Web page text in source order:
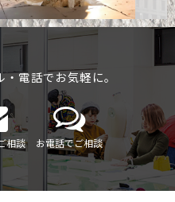
電話でお気軽に。
相談 お電話でご相談